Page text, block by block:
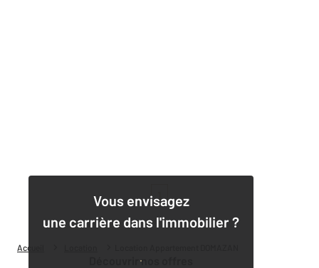
Accueil
Vous envisagez
une carrière dans l'immobilier ?
Découvrir nos offres